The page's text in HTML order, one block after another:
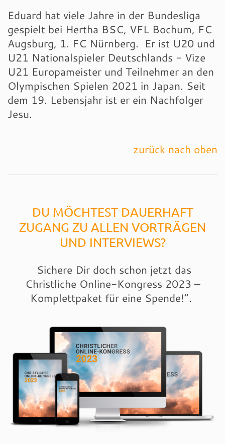
Eduard hat viele Jahre in der Bundesliga
gespielt bei Hertha BSC, VFL Bochum, FC
Augsburg, 1. FC Nürnberg. Er ist U20 und
U21 Nationalspieler Deutschlands - Vize
U21 Europameister und Teilnehmer an den
Olympischen Spielen 2021 in Japan. Seit
dem 19. Lebensjahr ist er ein Nachfolger
Jesu.
zurück nach oben
DU MÖCHTEST DAUERHAFT
ZUGANG ZU ALLEN VORTRÄGEN
UND INTERVIEWS?
Sichere Dir doch schon jetzt das
Christliche Online-Kongress 2023 –
Komplettpaket für eine Spende!“.